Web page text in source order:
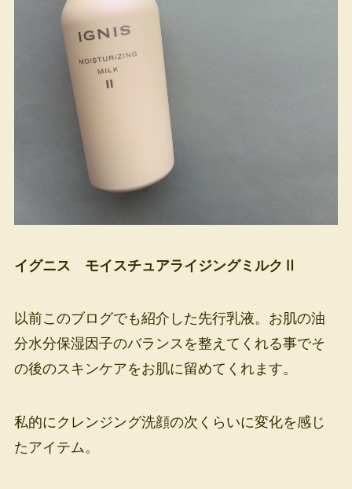
イグニス モイスチュアライジングミルクⅡ
以前このブログでも紹介した先行乳液。お肌の油
分水分保湿因子のバランスを整えてくれる事でそ
の後のスキンケアをお肌に留めてくれます。
私的にクレンジング洗顔の次くらいに変化を感じ
たアイテム。